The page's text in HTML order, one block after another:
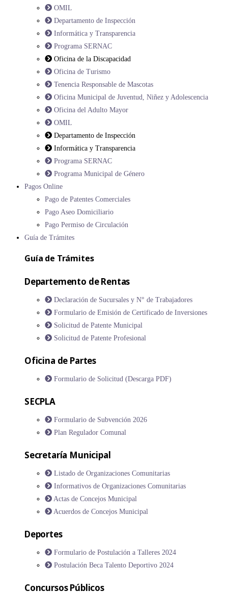
OMIL
Departamento de Inspección
Informática y Transparencia
Programa SERNAC
Oficina de la Discapacidad
Oficina de Turismo
Tenencia Responsable de Mascotas
Oficina Municipal de Juventud, Niñez y Adolescencia
Oficina del Adulto Mayor
OMIL
Departamento de Inspección
Informática y Transparencia
Programa SERNAC
Programa Municipal de Género
Pagos Online
Pago de Patentes Comerciales
Pago Aseo Domiciliario
Pago Permiso de Circulación
Guía de Trámites
Guía de Trámites
Departemento de Rentas
Declaración de Sucursales y N° de Trabajadores
Formulario de Emisión de Certificado de Inversiones
Solicitud de Patente Municipal
Solicitud de Patente Profesional
Oficina de Partes
Formulario de Solicitud (Descarga PDF)
SECPLA
Formulario de Subvención 2026
Plan Regulador Comunal
Secretaría Municipal
Listado de Organizaciones Comunitarias
Informativos de Organizaciones Comunitarias
Actas de Concejos Municipal
Acuerdos de Concejos Municipal
Deportes
Formulario de Postulación a Talleres 2024
Postulación Beca Talento Deportivo 2024
Concursos Públicos